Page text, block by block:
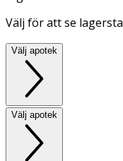
Välj för att se
Välj apotek
Välj apotek